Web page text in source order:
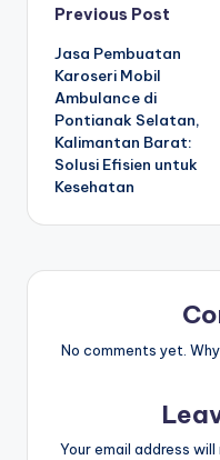
Post
navigation
Previous Post
Jasa Pembuatan
Karoseri Mobil
Ambulance di
Pontianak Selatan,
Kalimantan Barat:
Solusi Efisien untuk
Kesehatan
No comments yet.
Your email address